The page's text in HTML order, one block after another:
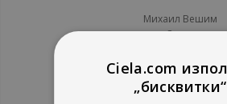
Михаил Вешим
Сиела
1%
3,07 €
6,00 лв.
Ciela.com
„бисквитки“